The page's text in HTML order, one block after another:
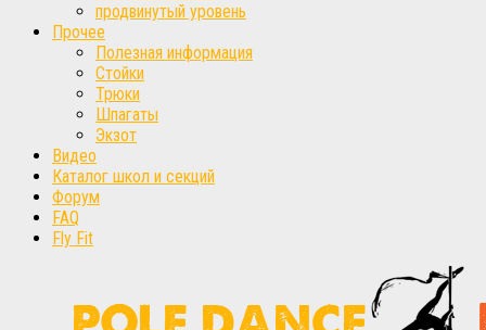
продвинутый уровень
Прочее
Полезная информация
Стойки
Трюки
Шпагаты
Экзот
Видео
Каталог школ и секций
Форум
FAQ
Fly Fit